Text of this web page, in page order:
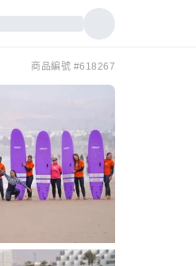
商品編號 #618267